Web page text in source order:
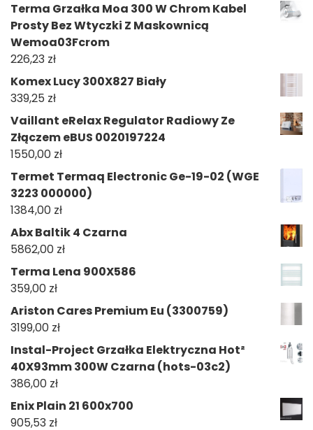
Terma Grzałka Moa 300 W Chrom Kabel
Prosty Bez Wtyczki Z Maskownicą
Wemoa03Fcrom
226,23 zł
Komex Lucy 300X827 Biały
339,25 zł
Vaillant eRelax Regulator Radiowy Ze
Złączem eBUS 0020197224
1550,00 zł
Termet Termaq Electronic Ge-19-02 (WGE
3223 000000)
1384,00 zł
Abx Baltik 4 Czarna
5862,00 zł
Terma Lena 900X586
359,00 zł
Ariston Cares Premium Eu (3300759)
3199,00 zł
Instal-Project Grzałka Elektryczna Hot²
40X93mm 300W Czarna (hots-03c2)
386,00 zł
Enix Plain 21 600x700
905,53 zł